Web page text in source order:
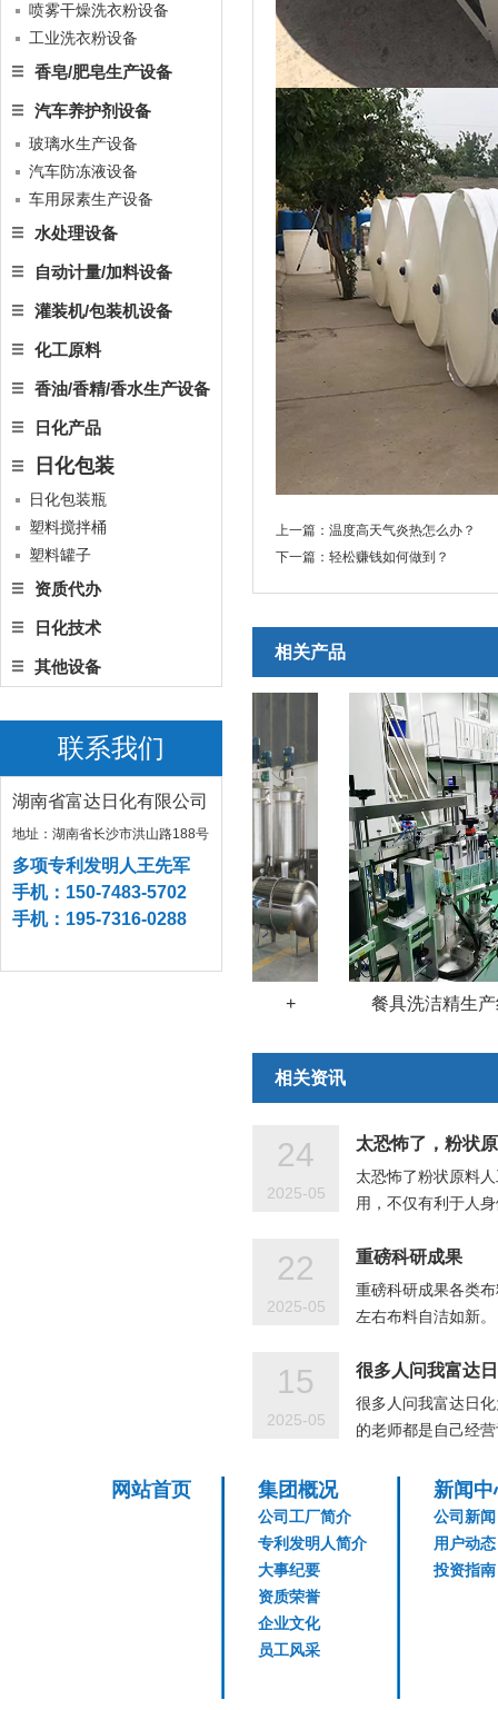
喷雾干燥洗衣粉设备
工业洗衣粉设备
香皂/肥皂生产设备
汽车养护剂设备
玻璃水生产设备
汽车防冻液设备
车用尿素生产设备
水处理设备
自动计量/加料设备
灌装机/包装机设备
化工原料
香油/香精/香水生产设备
日化产品
日化包装
日化包装瓶
塑料搅拌桶
塑料罐子
资质代办
日化技术
其他设备
联系我们
湖南省富达日化有限公司
地址：湖南省长沙市洪山路188号
多项专利发明人王先军
手机：150-7483-5702
手机：195-7316-0288
上一篇： 温度高天气炎热怎么办？
下一篇： 轻松赚钱如何做到？
相关产品
餐具洗洁精生产
相关资讯
24
2025-05
太恐怖了，粉状
太恐怖了粉状原料
用，不仅有利于人
22
2025-05
重磅科研成果
重磅科研成果各类
左右布料自洁如新。
15
2025-05
很多人问我富达
很多人问我富达日
的老师都是自己经
网站首页 集团概况
公司工厂简介
专利发明人简介
大事纪要
资质荣誉
企业文化
员工风采
新闻中
公司新闻
用户动态
投资指南